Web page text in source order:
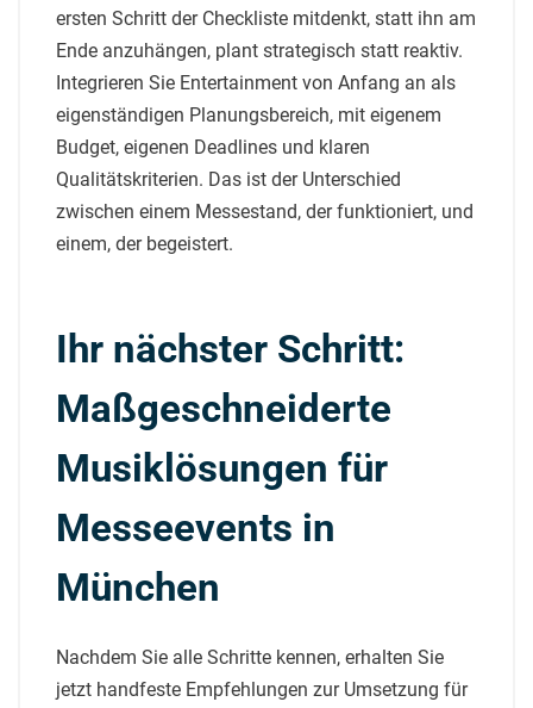
ersten Schritt der Checkliste mitdenkt, statt ihn am
Ende anzuhängen, plant strategisch statt reaktiv.
Integrieren Sie Entertainment von Anfang an als
eigenständigen Planungsbereich, mit eigenem
Budget, eigenen Deadlines und klaren
Qualitätskriterien. Das ist der Unterschied
zwischen einem Messestand, der funktioniert, und
einem, der begeistert.
Ihr nächster Schritt:
Maßgeschneiderte
Musiklösungen für
Messeevents in
München
Nachdem Sie alle Schritte kennen, erhalten Sie
jetzt handfeste Empfehlungen zur Umsetzung für